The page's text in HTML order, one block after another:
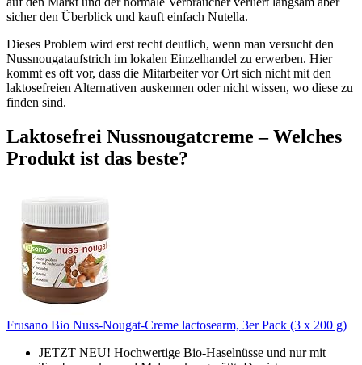
sicher den Überblick und kauft einfach Nutella.
Dieses Problem wird erst recht deutlich, wenn man versucht den
Nussnougataufstrich im lokalen Einzelhandel zu erwerben. Hier
kommt es oft vor, dass die Mitarbeiter vor Ort sich nicht mit den
laktosefreien Alternativen auskennen oder nicht wissen, wo diese zu
finden sind.
Laktosefrei Nussnougatcreme – Welches
Produkt ist das beste?
Frusano Bio Nuss-Nougat-Creme lactosearm, 3er Pack (3 x 200 g)
JETZT NEU! Hochwertige Bio-Haselnüsse und nur mit